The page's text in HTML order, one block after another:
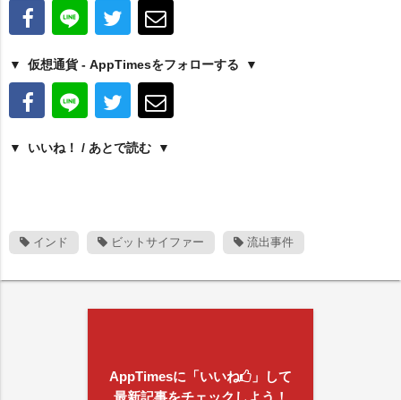
仮想通貨 - AppTimesをフォローする
いいね！ / あとで読む
インド ビットサイファー 流出事件
AppTimesに「いいね
」して
最新記事をチェックしよう！